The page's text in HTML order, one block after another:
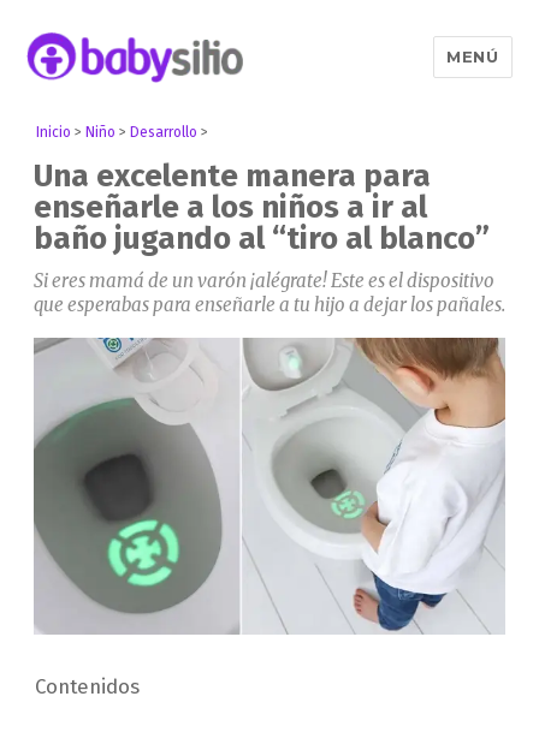
MENÚ
Inicio > Niño > Desarrollo >
Una excelente manera para
enseñarle a los niños a ir al
baño jugando al “tiro al blanco”
Si eres mamá de un varón ¡alégrate! Este es el dispositivo
que esperabas para enseñarle a tu hijo a dejar los pañales.
Contenidos